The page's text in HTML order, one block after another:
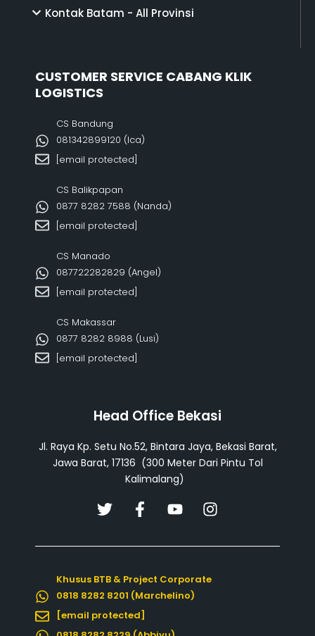
Kontak Batam - All Provinsi
CUSTOMER SERVICE CABANG KLIK
LOGISTICS
CS Bandung
081342899120‬ (Ica)
[email protected]
CS Balikpapan
0877 8282 7588 (Nanda)
[email protected]
CS Manado
087722282829 (Angel)
[email protected]
CS Makassar
0877 8282 8988 (Lusi)
[email protected]
Head Office Bekasi
Jl. Raya Kp. Setu No.52, Bintara Jaya, Bekasi Barat,
Jawa Barat, 17136 (300 Meter Dari Pintu Tol
Kalimalang)
T
e
r
F
o
o
k
-
Y
b
e
I
g
Khusus BTB & Project Corporate
0818 8282 8201 (Marchelino)
[email protected]